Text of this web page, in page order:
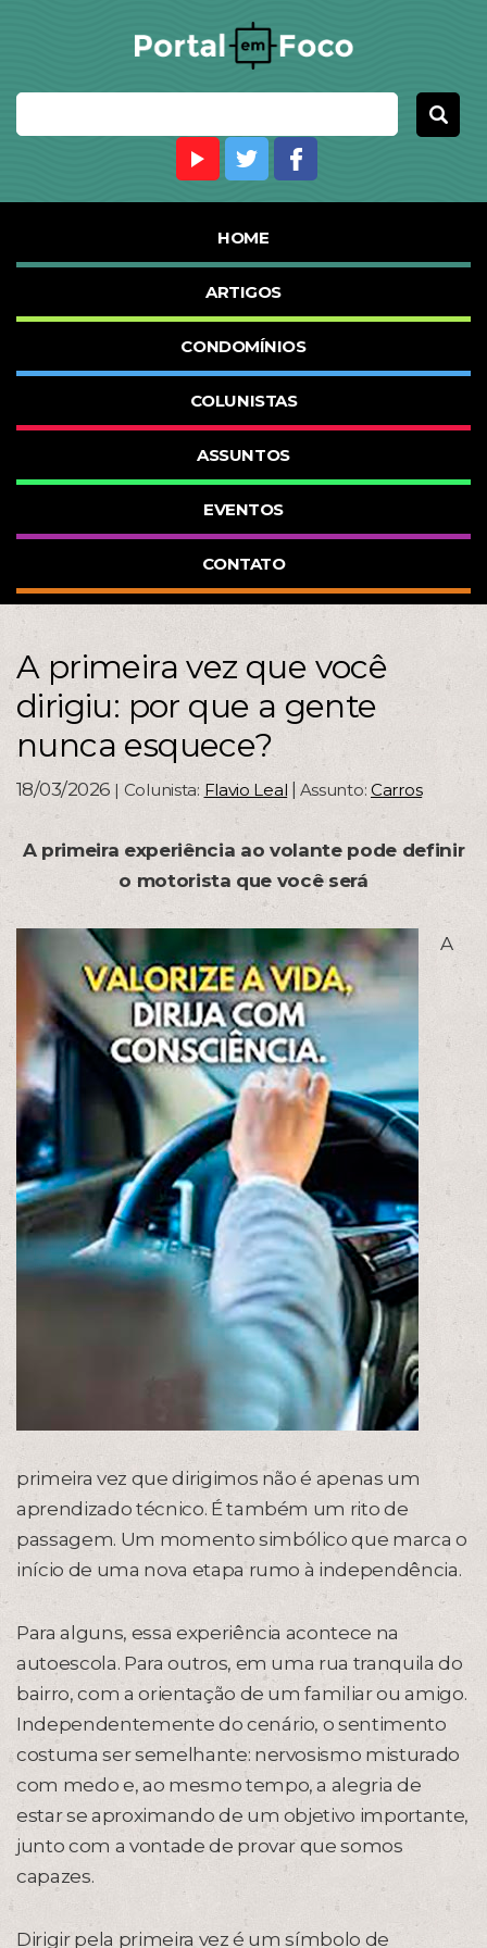
HOME
ARTIGOS
CONDOMÍNIOS
COLUNISTAS
ASSUNTOS
EVENTOS
CONTATO
A primeira vez que você
dirigiu: por que a gente
nunca esquece?
18/03/2026 | Colunista: Flavio Leal Assunto: Carros
A primeira experiência ao volante pode definir
o motorista que você será
A
primeira vez que dirigimos não é apenas um
aprendizado técnico. É também um rito de
passagem. Um momento simbólico que marca o
início de uma nova etapa rumo à independência.
Para alguns, essa experiência acontece na
autoescola. Para outros, em uma rua tranquila do
bairro, com a orientação de um familiar ou amigo.
Independentemente do cenário, o sentimento
costuma ser semelhante: nervosismo misturado
com medo e, ao mesmo tempo, a alegria de
estar se aproximando de um objetivo importante,
junto com a vontade de provar que somos
capazes.
Dirigir pela primeira vez é um símbolo de